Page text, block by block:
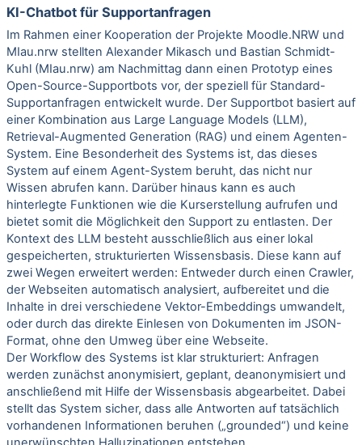
KI-Chatbot für Supportanfragen
Im Rahmen einer Kooperation der Projekte Moodle.NRW und
MIau.nrw stellten Alexander Mikasch und Bastian Schmidt-
Kuhl (MIau.nrw) am Nachmittag dann einen Prototyp eines
Open-Source-Supportbots vor, der speziell für Standard-
Supportanfragen entwickelt wurde. Der Supportbot basiert auf
einer Kombination aus Large Language Models (LLM),
Retrieval-Augmented Generation (RAG) und einem Agenten-
System. Eine Besonderheit des Systems ist, das dieses
System auf einem Agent-System beruht, das nicht nur
Wissen abrufen kann. Darüber hinaus kann es auch
hinterlegte Funktionen wie die Kurserstellung aufrufen und
bietet somit die Möglichkeit den Support zu entlasten. Der
Kontext des LLM besteht ausschließlich aus einer lokal
gespeicherten, strukturierten Wissensbasis. Diese kann auf
zwei Wegen erweitert werden: Entweder durch einen Crawler,
der Webseiten automatisch analysiert, aufbereitet und die
Inhalte in drei verschiedene Vektor-Embeddings umwandelt,
oder durch das direkte Einlesen von Dokumenten im JSON-
Format, ohne den Umweg über eine Webseite.
Der Workflow des Systems ist klar strukturiert: Anfragen
werden zunächst anonymisiert, geplant, deanonymisiert und
anschließend mit Hilfe der Wissensbasis abgearbeitet. Dabei
stellt das System sicher, dass alle Antworten auf tatsächlich
vorhandenen Informationen beruhen („grounded“) und keine